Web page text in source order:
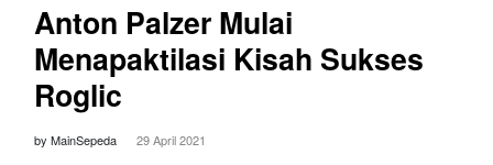
Anton Palzer Mulai
Menapaktilasi Kisah Sukses
Roglic
by MainSepeda 29 April 2021